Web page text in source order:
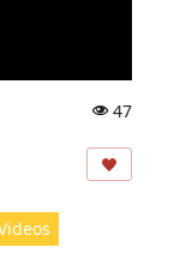
ns
ic
47